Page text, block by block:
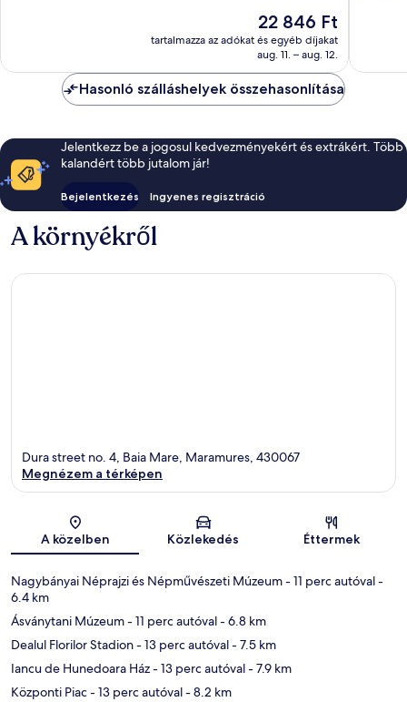
Az
ár
22 846 Ft
22 846 Ft
tartalmazza az adókat és egyéb díjakat
aug. 11. – aug. 12.
Hasonló szálláshelyek összehasonlítása
Jelentkezz be a jogosul kedvezményekért és extrákért. Több
kalandért több jutalom jár!
Bejelentkezés Ingyenes regisztráció
A környékről
Térkép
Dura street no. 4, Baia Mare, Maramures, 430067
Megnézem a térképen
A közelben Közlekedés Éttermek
Nagybányai Néprajzi és Népművészeti Múzeum- 11 perc autóval-
6.4 km
Ásványtani Múzeum- 11 perc autóval- 6.8 km
Dealul Florilor Stadion- 13 perc autóval- 7.5 km
Iancu de Hunedoara Ház- 13 perc autóval- 7.9 km
Központi Piac- 13 perc autóval- 8.2 km